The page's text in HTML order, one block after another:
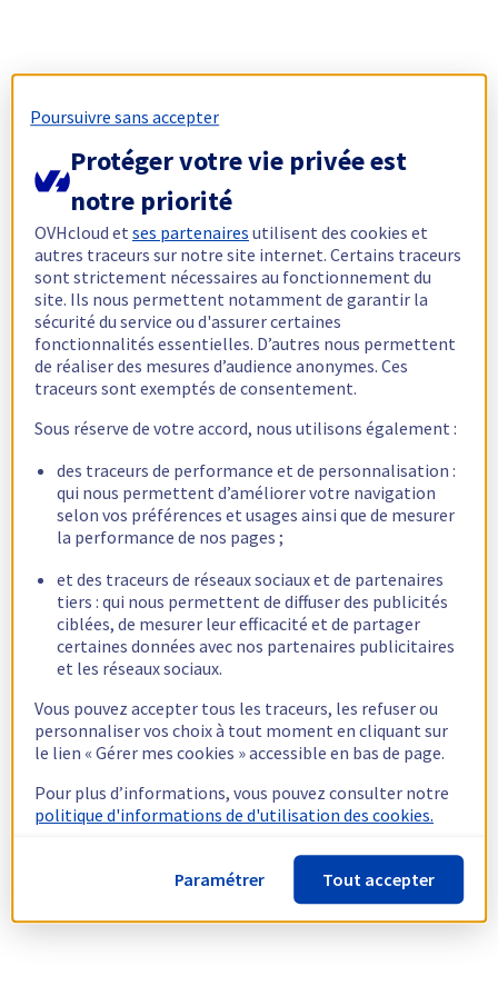
Poursuivre sans accepter
Protéger votre vie privée est
notre priorité
OVHcloud etses partenaires utilisent des cookies et
autres traceurs sur notre site internet. Certains traceurs
sont strictement nécessaires au fonctionnement du
site. Ils nous permettent notamment de garantir la
sécurité du service ou d'assurer certaines
fonctionnalités essentielles. D’autres nous permettent
de réaliser des mesures d’audience anonymes. Ces
traceurs sont exemptés de consentement.
Sous réserve de votre accord, nous utilisons également :
des traceurs de performance et de personnalisation :
qui nous permettent d’améliorer votre navigation
selon vos préférences et usages ainsi que de mesurer
la performance de nos pages ;
et des traceurs de réseaux sociaux et de partenaires
tiers : qui nous permettent de diffuser des publicités
ciblées, de mesurer leur efficacité et de partager
certaines données avec nos partenaires publicitaires
et les réseaux sociaux.
Vous pouvez accepter tous les traceurs, les refuser ou
personnaliser vos choix à tout moment en cliquant sur
le lien « Gérer mes cookies » accessible en bas de page.
Pour plus d’informations, vous pouvez consulter notre
politique d'informations de d'utilisation des cookies.
Paramétrer Tout accepter